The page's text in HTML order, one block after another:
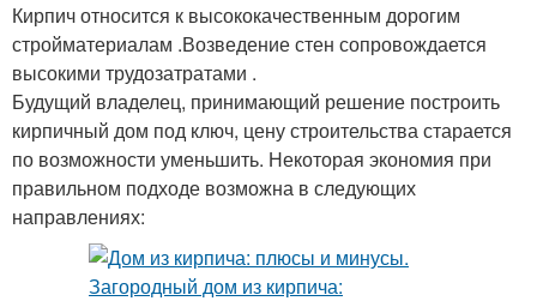
Кирпич относится к высококачественным дорогим
стройматериалам .Возведение стен сопровождается
высокими трудозатратами .
Будущий владелец, принимающий решение построить
кирпичный дом под ключ, цену строительства старается
по возможности уменьшить. Некоторая экономия при
правильном подходе возможна в следующих
направлениях: